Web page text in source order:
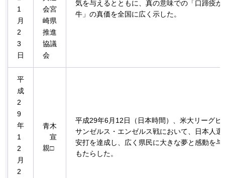
1
月
2
3
日
会宮
崎県
推進
協議
会
気を与えるとともに、真の意味での「口蹄疫
牛」の真価を全国に広く示した。
平
成
2
9
年
1
2
月
2
青木
宣
親□
平成29年6月12日（日本時間）、米大リーグ
サンゼルス・エンゼルス戦において、日本人
安打を達成し、広く県民に大きな夢と感動を
もたらした。